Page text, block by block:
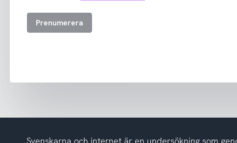
att
tagit
integritetspolicyn
Prenumerera
Svenskarna och internet är en undersökning som